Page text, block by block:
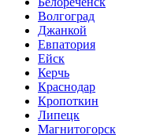
Волгоград
Джанкой
Евпатория
Ейск
Керчь
Краснодар
Кропоткин
Липецк
Магнитогорск